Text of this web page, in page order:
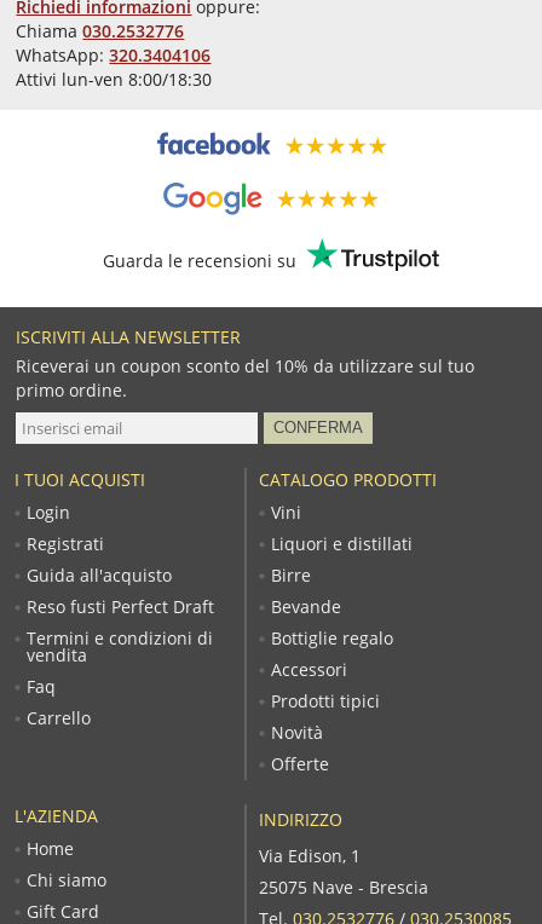
Richiedi informazioni oppure:
Chiama030.2532776
WhatsApp:320.3404106
Attivi lun-ven 8:00/18:30
Guarda le recensioni su
ISCRIVITI ALLA NEWSLETTER
Riceverai un coupon sconto del 10% da utilizzare sul tuo
primo ordine.
L'AZIENDA
Home
Chi siamo
Gift Card
CATALOGO PRODOTTI
Vini
Liquori e distillati
Birre
Bevande
Bottiglie regalo
Accessori
Prodotti tipici
Novità
Offerte
I TUOI ACQUISTI
Login
Registrati
Guida all'acquisto
Reso fusti Perfect Draft
Termini e condizioni di
vendita
Faq
Carrello
INDIRIZZO
Via Edison, 1
25075 Nave - Brescia
Tel. 030.2532776/ 030.2530085